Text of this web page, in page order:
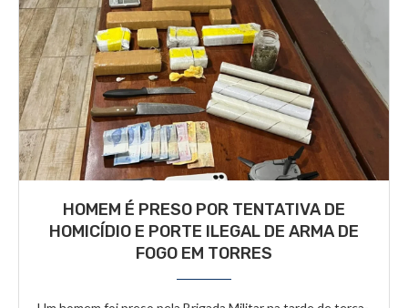
HOMEM É PRESO POR TENTATIVA DE
HOMICÍDIO E PORTE ILEGAL DE ARMA DE
FOGO EM TORRES